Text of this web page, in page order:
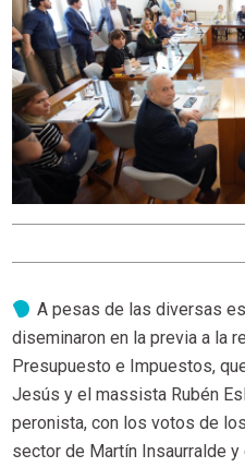
A pesas de las diversas
diseminaron en la previa a la
Presupuesto e Impuestos,
Jesús y el massista Rubén
peronista, con los votos de
sector de Martín Insaurralde